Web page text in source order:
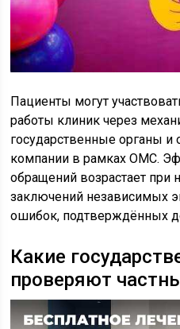
Пациенты могут
работы клиник через
государственные органы
компании в рамках ОМС.
обращений возрастает при
заключений независимых
ошибок, подтверждённых
Какие
проверяют